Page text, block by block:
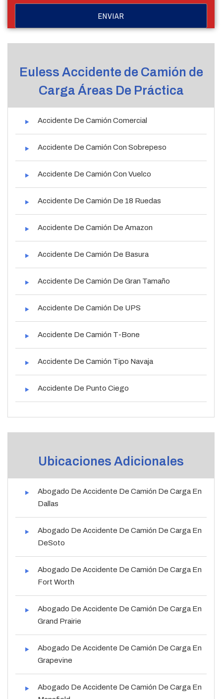
Euless Accidente de Camión de
Carga Áreas De Práctica
Accidente De Camión Comercial
Accidente De Camión Con Sobrepeso
Accidente De Camión Con Vuelco
Accidente De Camión De 18 Ruedas
Accidente De Camión De Amazon
Accidente De Camión De Basura
Accidente De Camión De Gran Tamaño
Accidente De Camión De UPS
Accidente De Camión T-Bone
Accidente De Camión Tipo Navaja
Accidente De Punto Ciego
Ubicaciones Adicionales
Abogado De Accidente De Camión De Carga En
Dallas
Abogado De Accidente De Camión De Carga En
DeSoto
Abogado De Accidente De Camión De Carga En
Fort Worth
Abogado De Accidente De Camión De Carga En
Grand Prairie
Abogado De Accidente De Camión De Carga En
Grapevine
Abogado De Accidente De Camión De Carga En